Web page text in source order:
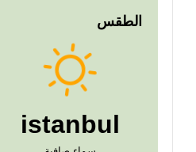
الطقس
istanbul